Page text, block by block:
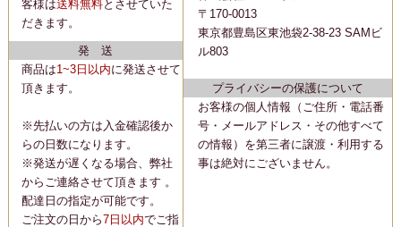
客様は送料無料とさせていた
だきます。
発 送
商品は1~3日以内に発送させて
頂きます。
※先払いの方は入金確認後か
らの日数になります。
※発送が遅くなる場合、弊社
からご連絡させて頂きます 。
配達日の指定が可能です。
ご注文の日から7日以内でご指
〒170-0013
東京都豊島区東池袋2-38-23 SAMビ
ル803
プライバシーの保護について
お客様の個人情報（ご住所・電話番
号・メールアドレス・その他すべて
の情報）を第三者に譲渡・利用する
事は絶対にございません。